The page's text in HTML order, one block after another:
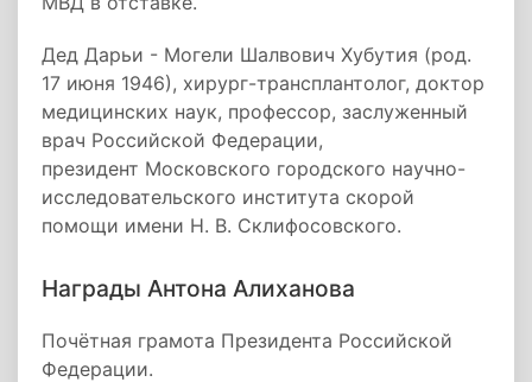
Дед Дарьи - Могели Шалвович Хубутия (род.
17 июня 1946), хирург-трансплантолог, доктор
медицинских наук, профессор, заслуженный
врач Российской Федерации,
президент Московского городского научно-
исследовательского института скорой
помощи имени Н. В. Склифосовского.
Награды Антона Алиханова
Почётная грамота Президента Российской
Федерации.